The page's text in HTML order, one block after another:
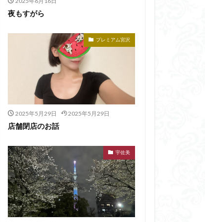
夜もすがら
プレミアム宮沢
2025年5月29日 2025年5月29日
店舗閉店のお話
宇佐美